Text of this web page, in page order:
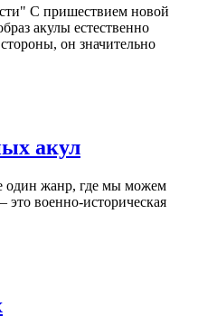
С пришествием новой
акулы естественно
он значительно
акул
один жанр, где мы можем
это военно-историческая